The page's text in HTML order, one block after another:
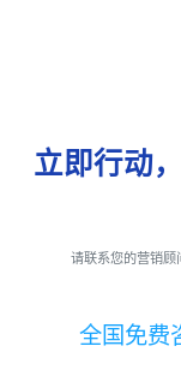
立即行动
请联系您的营销顾
全国免费